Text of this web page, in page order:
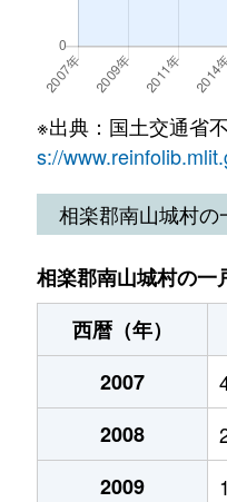
※出典：国土交通省
s://
相楽郡南山城村
相楽郡南山城村の一
西暦（年）
2007
2008
2009